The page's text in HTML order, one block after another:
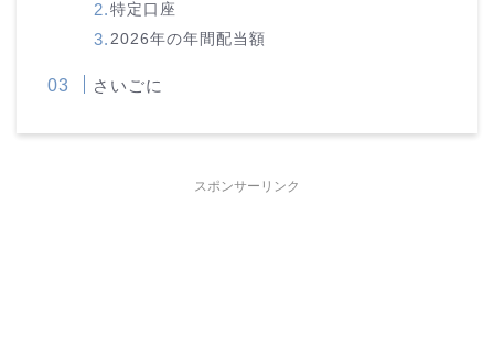
特定口座
2026年の年間配当額
さいごに
スポンサーリンク